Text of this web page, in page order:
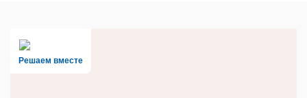
Решаем вместе